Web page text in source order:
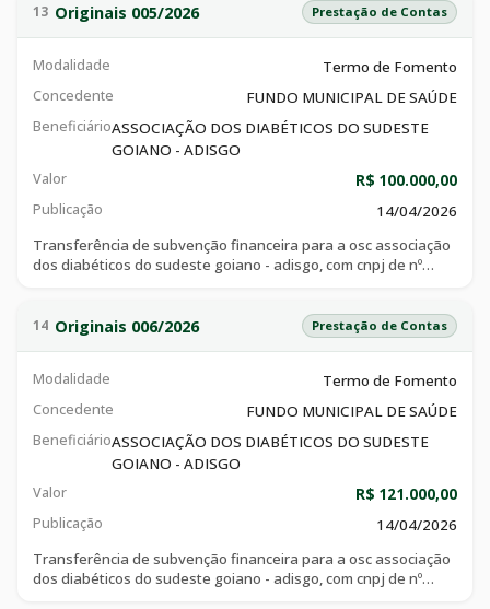
13 Originais 005/2026 Prestação de Contas
Modalidade Termo de Fomento
Concedente FUNDO MUNICIPAL DE SAÚDE
BeneficiárioASSOCIAÇÃO DOS DIABÉTICOS DO SUDESTE
GOIANO - ADISGO
Valor R$ 100.000,00
Publicação
14/04/2026
Transferência de subvenção financeira para a osc associação
dos diabéticos do sudeste goiano - adisgo, com cnpj de nº
categoria, opção política, condição social ou credo religioso, no
controle da referida disfunção, quer fornecendo lhes meios de
aquisição de medicamentos e diabetes convenientes, em
conformidade com os mais eficazes e modernos processos
científicos de que disponha a medicina, neste setor, cujo
objeto é o custeio de despesas relativas as ações sociais
como consultas e exames, que atendem aos idosos
14 Originais 006/2026 Prestação de Contas
Modalidade Termo de Fomento
Concedente FUNDO MUNICIPAL DE SAÚDE
BeneficiárioASSOCIAÇÃO DOS DIABÉTICOS DO SUDESTE
GOIANO - ADISGO
Valor R$ 121.000,00
Publicação
14/04/2026
Transferência de subvenção financeira para a osc associação
dos diabéticos do sudeste goiano - adisgo, com cnpj de nº